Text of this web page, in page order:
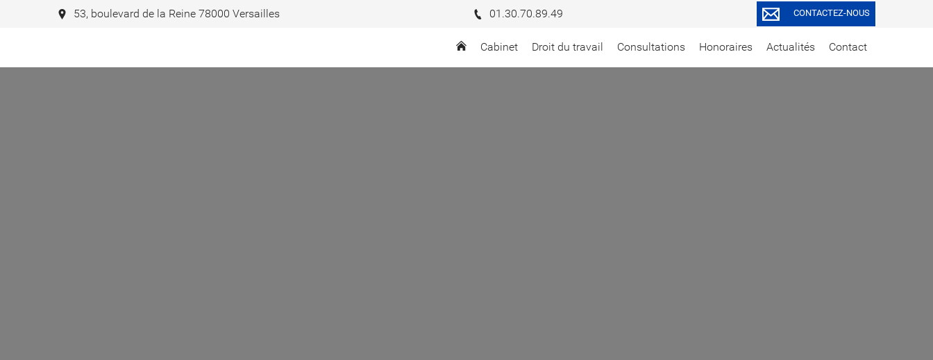
Cabinet Droit du travail Consultations Honoraires Actualités Contact
53, boulevard de la Reine 78000 Versailles 01.30.70.89.49 CONTACTEZ-NOUS